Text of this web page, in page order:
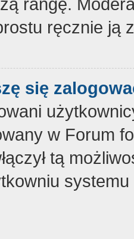
ręcznie ją
się
w Forum
tą